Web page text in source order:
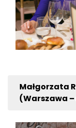
Małgorzata
(Warszawa